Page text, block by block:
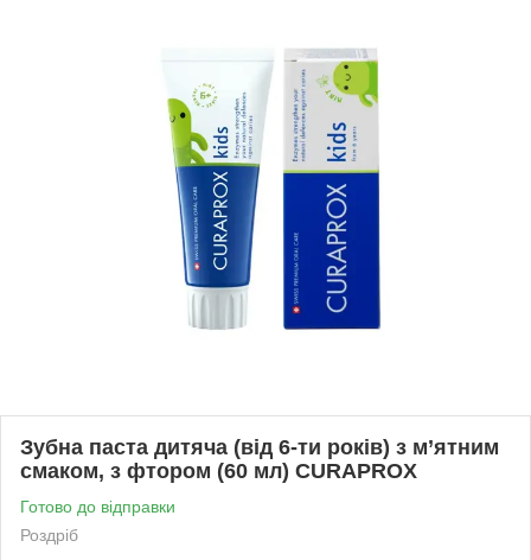
Зубна паста дитяча (від 6-ти років) з м’ятним
смаком, з фтором (60 мл) CURAPROX
Готово до відправки
Роздріб